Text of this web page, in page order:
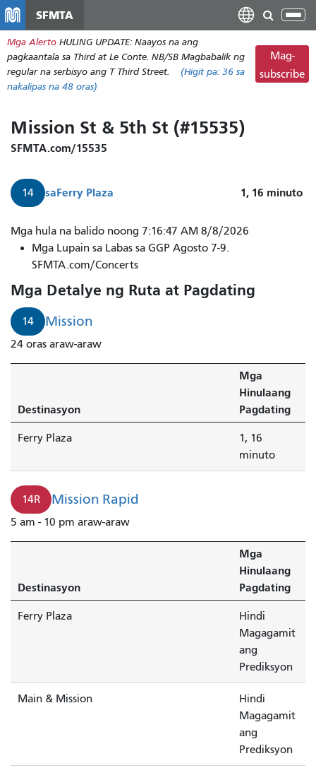
pangunahing
nilalaman
SFMTA
I-
ang
Mga Alerto HULING UPDATE: Naayos na ang
pagkaantala sa Third at Le Conte. NB/SB Magbabalik ng
regular na serbisyo ang T Third Street.
(Higit pa: 36 sa
nakalipas na 48 oras)
Mag-
subscribe
Mission St & 5th St (#15535)
SFMTA.com/15535
14 saFerry Plaza 1, 16 minuto
Darating
ang
papuntang
Ferry
Plaza
sa
loob
minuto.
Mga hula na balido noong 7:16:47 AM 8/8/2026
Mga Lupain sa Labas sa GGP Agosto 7-9.
SFMTA.com/Concerts
Mga Detalye ng Ruta at Pagdating
14 Mission
24 oras araw-araw
Destinasyon
Mga
Hinulaang
Pagdating
Ferry Plaza
1, 16
minuto
14R Mission Rapid
5 am - 10 pm araw-araw
Destinasyon
Mga
Hinulaang
Pagdating
Ferry Plaza
Hindi
Magagamit
ang
Prediksyon
Main & Mission
Hindi
Magagamit
ang
Prediksyon